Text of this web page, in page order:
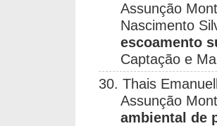
Assunção
Nascimento
escoamento
Captação e
30. Thais
Assunção
ambiental de